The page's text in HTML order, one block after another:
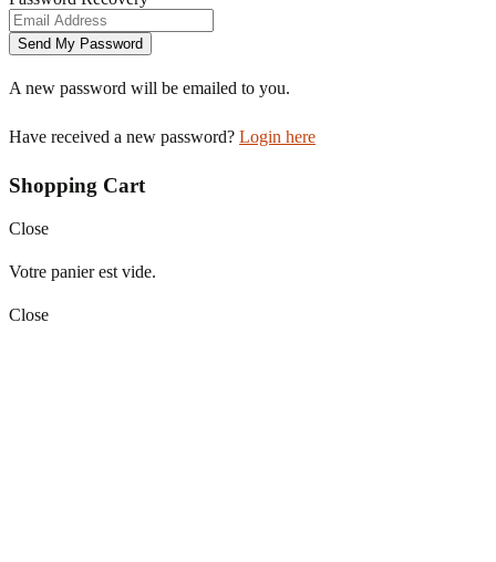
A new password will be emailed to you.
Have received a new password? Login here
Shopping Cart
Close
Votre panier est vide.
Close